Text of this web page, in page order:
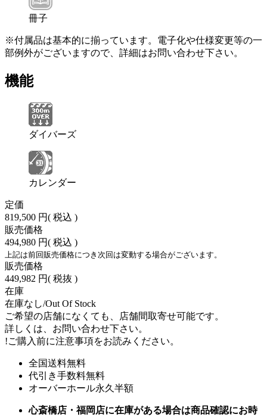
冊子
※付属品は基本的に揃っています。電子化や仕様変更等の一
部例外がございますので、詳細はお問い合わせ下さい。
機能
ダイバーズ
カレンダー
定価
819,500 円( 税込 )
販売価格
494,980 円( 税込 )
上記は前回販売価格につき次回は変動する場合がございます。
販売価格
449,982 円( 税抜 )
在庫
在庫なし/Out Of Stock
ご希望の店舗になくても、店舗間取寄せ可能です。
詳しくは、お問い合わせ下さい。
!ご購入前に注意事項をお読みください。
全国送料無料
代引き手数料無料
オーバーホール永久半額
心斎橋店・福岡店に在庫がある場合は商品確認にお時